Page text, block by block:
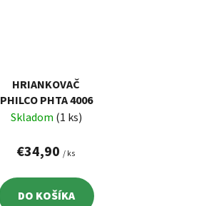
HRIANKOVAČ
PHILCO PHTA 4006
Skladom (1 ks)
€34,90/ ks
DO KOŠÍKA